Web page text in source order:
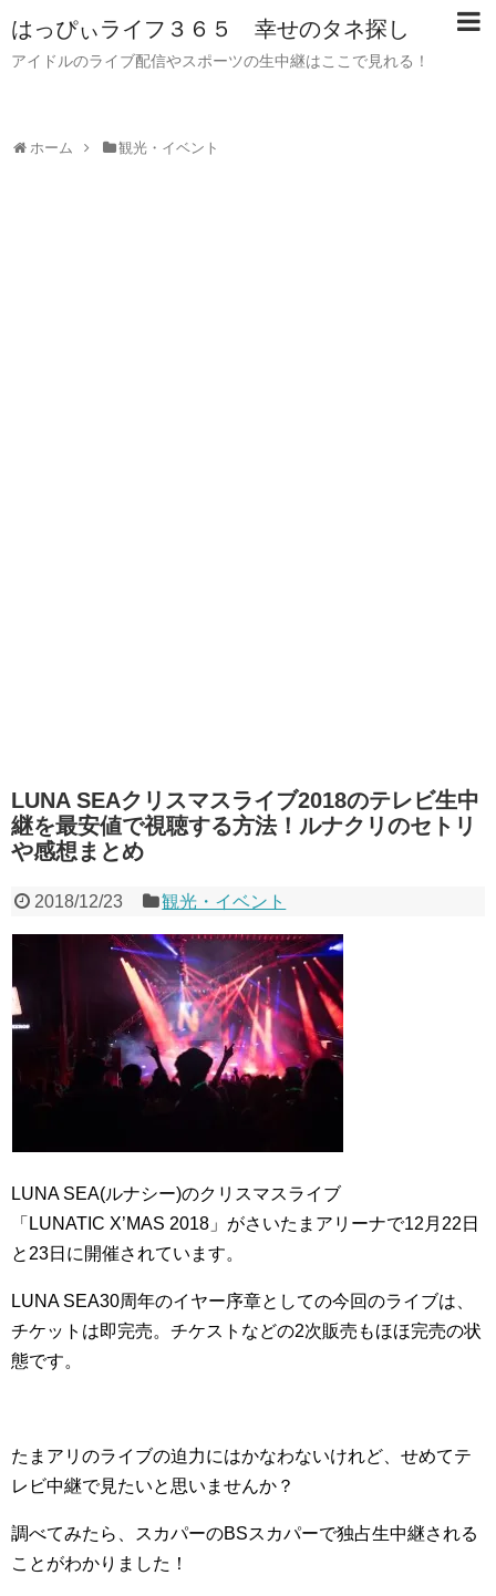
はっぴぃライフ３６５ 幸せのタネ探し
アイドルのライブ配信やスポーツの生中継はここで見れる！
ホーム 観光・イベント
LUNA SEAクリスマスライブ2018のテレビ生中
継を最安値で視聴する方法！ルナクリのセトリ
や感想まとめ
2018/12/23 観光・イベント
LUNA SEA(ルナシー)のクリスマスライブ
「LUNATIC X’MAS 2018」がさいたまアリーナで12月22日
と23日に開催されています。
LUNA SEA30周年のイヤー序章としての今回のライブは、
チケットは即完売。チケストなどの2次販売もほほ完売の状
態です。
たまアリのライブの迫力にはかなわないけれど、せめてテ
レビ中継で見たいと思いませんか？
調べてみたら、スカパーのBSスカパーで独占生中継される
ことがわかりました！